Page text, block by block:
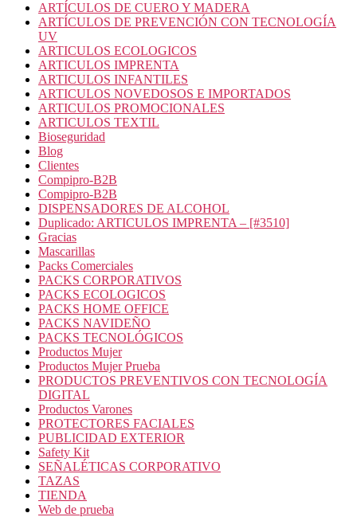
ARTÍCULOS DE CUERO Y MADERA
ARTÍCULOS DE PREVENCIÓN CON TECNOLOGÍA
UV
ARTICULOS ECOLOGICOS
ARTICULOS IMPRENTA
ARTICULOS INFANTILES
ARTICULOS NOVEDOSOS E IMPORTADOS
ARTICULOS PROMOCIONALES
ARTICULOS TEXTIL
Bioseguridad
Blog
Clientes
Compipro-B2B
Compipro-B2B
DISPENSADORES DE ALCOHOL
Duplicado: ARTICULOS IMPRENTA – [#3510]
Gracias
Mascarillas
Packs Comerciales
PACKS CORPORATIVOS
PACKS ECOLOGICOS
PACKS HOME OFFICE
PACKS NAVIDEÑO
PACKS TECNOLÓGICOS
Productos Mujer
Productos Mujer Prueba
PRODUCTOS PREVENTIVOS CON TECNOLOGÍA
DIGITAL
Productos Varones
PROTECTORES FACIALES
PUBLICIDAD EXTERIOR
Safety Kit
SEÑALÉTICAS CORPORATIVO
TAZAS
TIENDA
Web de prueba